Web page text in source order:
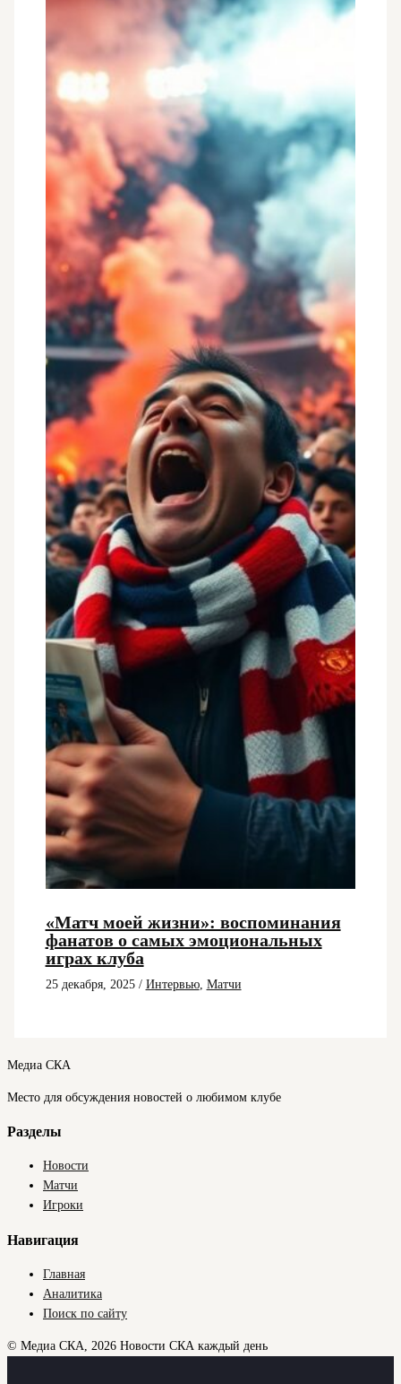
«Матч моей жизни»: воспоминания
фанатов о самых эмоциональных
играх клуба
25 декабря, 2025 / Интервью, Матчи
Медиа СКА
Место для обсуждения новостей о любимом клубе
Разделы
Новости
Матчи
Игроки
Навигация
Главная
Аналитика
Поиск по сайту
© Медиа СКА, 2026 Новости СКА каждый день